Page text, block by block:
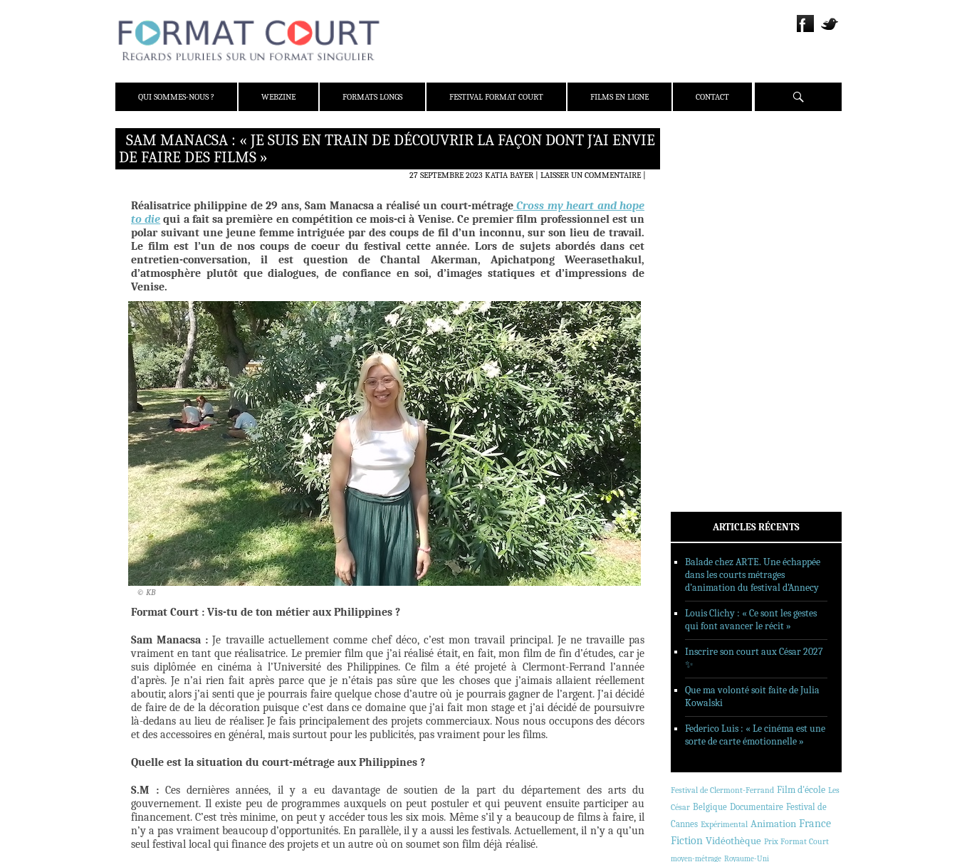
QUI SOMMES-NOUS ?
WEBZINE FORMATS LONGS FESTIVAL FORMAT COURT FILMS EN LIGNE CONTACT Recherche
SAM MANACSA : « JE SUIS EN TRAIN DE DÉCOUVRIR LA FAÇON DONT J’AI ENVIE
DE FAIRE DES FILMS »
27 SEPTEMBRE 2023 KATIA BAYER LAISSER UN COMMENTAIRE|
Réalisatrice philippine de 29 ans, Sam Manacsa a réalisé un court-métrageCross my heart and hope
to die qui a fait sa première en compétition ce mois-ci à Venise. Ce premier film professionnel est un
polar suivant une jeune femme intriguée par des coups de fil d’un inconnu, sur son lieu de travail.
Le film est l’un de nos coups de coeur du festival cette année. Lors de sujets abordés dans cet
entretien-conversation, il est question de Chantal Akerman, Apichatpong Weerasethakul,
d’atmosphère plutôt que dialogues, de confiance en soi, d’images statiques et d’impressions de
Venise.
© KB
Format Court : Vis-tu de ton métier aux Philippines ?
Sam Manacsa : Je travaille actuellement comme chef déco, c’est mon travail principal. Je ne travaille pas
vraiment en tant que réalisatrice. Le premier film que j’ai réalisé était, en fait, mon film de fin d’études, car je
suis diplômée en cinéma à l’Université des Philippines. Ce film a été projeté à Clermont-Ferrand l’année
d’après. Je n’ai rien fait après parce que je n’étais pas sûre que les choses que j’aimais allaient réellement
aboutir, alors j’ai senti que je pourrais faire quelque chose d’autre où je pourrais gagner de l’argent. J’ai décidé
de faire de de la décoration puisque c’est dans ce domaine que j’ai fait mon stage et j’ai décidé de poursuivre
là-dedans au lieu de réaliser. Je fais principalement des projets commerciaux. Nous nous occupons des décors
et des accessoires en général, mais surtout pour les publicités, pas vraiment pour les films.
Quelle est la situation du court-métrage aux Philippines ?
S.M : Ces dernières années, il y a eu davantage de soutien de la part du département des arts du
gouvernement. Il existe peu de programmes auxquels on peut postuler et qui peuvent ensuite participer au
financement. C’est très minime, on peut y accéder tous les six mois. Même s’il y a beaucoup de films à faire, il
n’y a pas vraiment beaucoup d’opportunités. En parallèle, il y a aussi les festivals. Actuellement, il n’y a qu’un
seul festival local qui finance des projets et un autre où on soumet son film déjà réalisé.
ARTICLES RÉCENTS
Balade chez ARTE. Une échappée
dans les courts métrages
d’animation du festival d’Annecy
Louis Clichy : « Ce sont les gestes
qui font avancer le récit »
Inscrire son court aux César 2027
✨
Que ma volonté soit faite de Julia
Kowalski
Federico Luis : « Le cinéma est une
sorte de carte émotionnelle »
Festival de Clermont-Ferrand Film d'école Les
César Belgique Documentaire Festival de
Cannes Expérimental Animation France
Fiction Vidéothèque Prix Format Court
moyen-métrage Royaume-Uni